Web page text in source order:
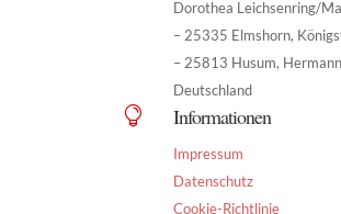
Dorothea Leichsenring/
– 25335 Elmshorn,
– 25813 Husum,
Deutschland
 Informationen
Impressum
Datenschutz
Cookie-Richtlinie